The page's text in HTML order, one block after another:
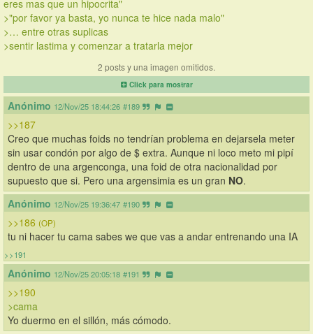
eres mas que un hipocrita"
>"por favor ya basta, yo nunca te hice nada malo"
>… entre otras suplicas
>sentir lastima y comenzar a tratarla mejor
2 posts y una imagen omitidos.
Click para mostrar
Anónimo 12/Nov/25 18:44:26 #189
>>187
Creo que muchas foids no tendrían problema en dejarsela meter
sin usar condón por algo de $ extra. Aunque ni loco meto mi pipí
dentro de una argenconga, una foid de otra nacionalidad por
supuesto que si. Pero una argensimia es un gran NO.
Anónimo 12/Nov/25 19:36:47 #190
>>186 (OP)
tu ni hacer tu cama sabes we que vas a andar entrenando una IA
>>191
Anónimo 12/Nov/25 20:05:18 #191
>>190
>cama
Yo duermo en el sillón, más cómodo.